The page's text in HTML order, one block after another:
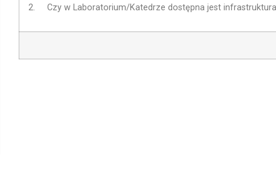
2. Czy w Laboratorium/Katedrze dostępna jest